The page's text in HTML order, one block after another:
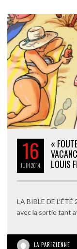
16
JUIN2014
«
LOUIS
LA BIBLE DE
avec la sortie tant
LA PARIZIENNE